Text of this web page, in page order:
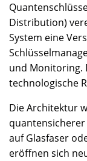
Distribution)
System eine
und Monitoring.
technologische
Die Architektur
quantensicherer
auf Glasfaser
eröffnen sich